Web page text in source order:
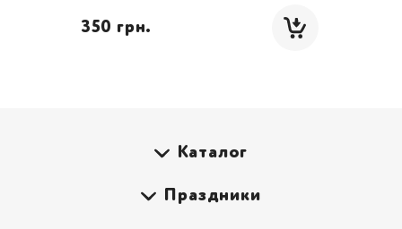
350 грн.
Каталог
Праздники